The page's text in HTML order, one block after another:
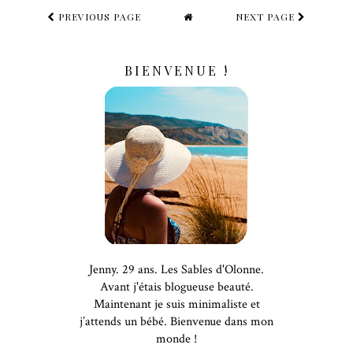
PREVIOUS PAGE NEXT PAGE
BIENVENUE !
Jenny. 29 ans. Les Sables d'Olonne.
Avant j'étais blogueuse beauté.
Maintenant je suis minimaliste et
j’attends un bébé. Bienvenue dans mon
monde !